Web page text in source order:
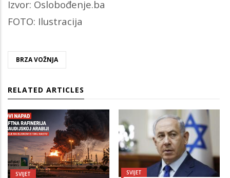
Izvor: Oslobođenje.ba
FOTO: Ilustracija
BRZA VOŽNJA
RELATED ARTICLES
SVIJET SVIJET